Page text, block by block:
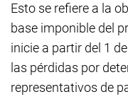
Esto se refiere a la
base imponible del
inicie a partir del 1
las pérdidas por
representativos de